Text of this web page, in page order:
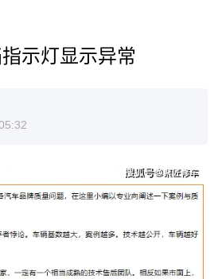
示灯显示异常